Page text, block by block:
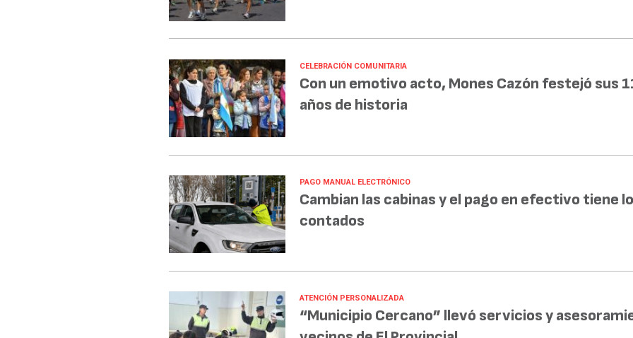
CELEBRACIÓN COMUNITARIA
Con un emotivo acto, Mones Cazón festejó sus
años de historia
PAGO MANUAL ELECTRÓNICO
Cambian las cabinas y el pago en efectivo tiene
contados
ATENCIÓN PERSONALIZADA
“Municipio Cercano” llevó servicios y